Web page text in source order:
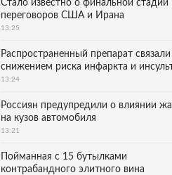
Стало известно о финальной стадии
переговоров США и Ирана
13:25
Распространенный препарат
снижением риска инфаркта и
13:24
Россиян предупредили о влиянии
на кузов автомобиля
13:21
Пойманная с 15 бутылками
контрабандного элитного вина